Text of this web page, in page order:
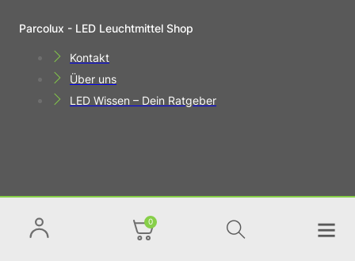
0
Parcolux - LED Leuchtmittel Shop
Kontakt
Über uns
LED Wissen – Dein Ratgeber